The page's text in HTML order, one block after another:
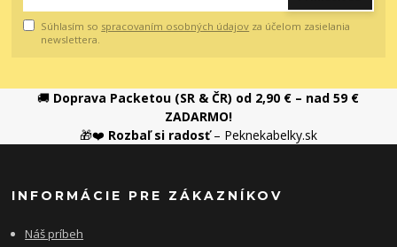
Súhlasím so spracovaním osobných údajov za účelom zasielania
newslettera.
🚚 Doprava Packetou (SR & ČR) od 2,90 € – nad 59 €
ZADARMO!
🎁❤️ Rozbaľ si radosť– Peknekabelky.sk
INFORMÁCIE PRE ZÁKAZNÍKOV
Náš príbeh